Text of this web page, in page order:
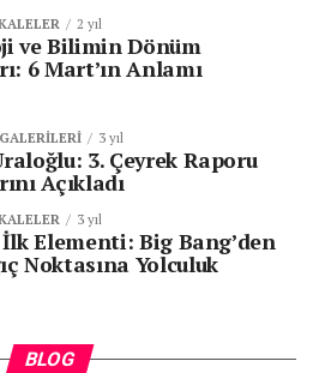
2 yıl
ve Bilimin Dönüm
6 Mart’ın Anlamı
3 yıl
3. Çeyrek Raporu
Açıkladı
3 yıl
Elementi: Big Bang’den
Noktasına Yolculuk
BLOG